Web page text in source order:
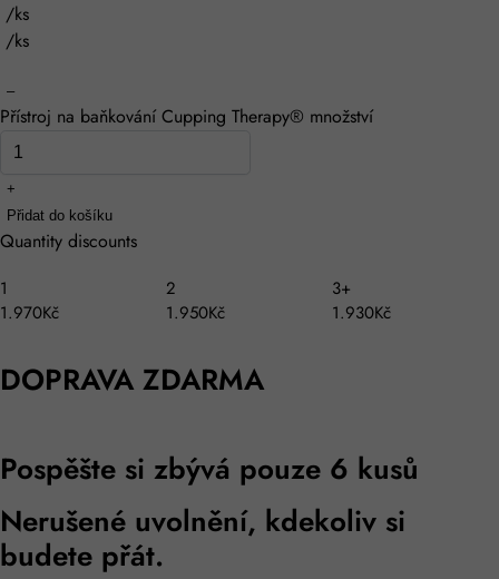
/ks
/ks
–
Přístroj na baňkování Cupping Therapy® množství
+
Přidat do košíku
Quantity discounts
1 2
3+
1.970Kč
1.950Kč 1.930Kč
DOPRAVA ZDARMA
Pospěšte si zbývá pouze 6 kusů
Nerušené uvolnění, kdekoliv si
budete přát.​